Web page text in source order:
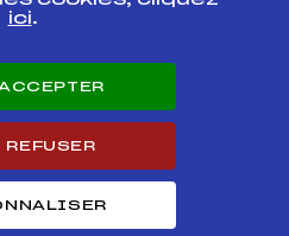
ici.
REFUSER